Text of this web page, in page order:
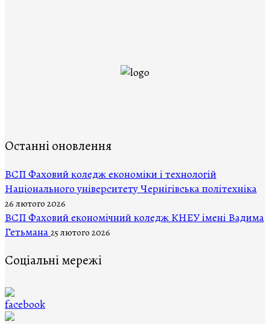
Останні оновлення
ВCП Фаховий коледж економіки і технологій
Національного університету Чернігівська політехніка
26 лютого 2026
ВСП Фаховий економічний коледж КНЕУ імені Вадима
Гетьмана 25 лютого 2026
Соціальні мережі